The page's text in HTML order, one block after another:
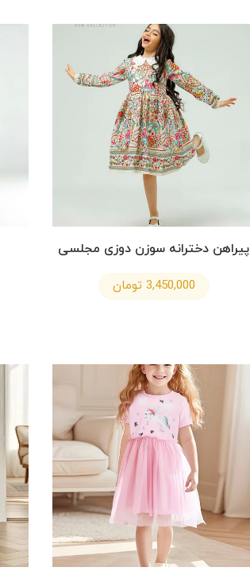
پیراهن دخترانه سوزن دوزی مجلسی
3,450,000 تومان